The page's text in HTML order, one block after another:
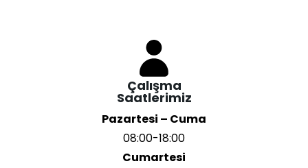
Çalışma
Saatlerimiz
Pazartesi – Cuma
08:00-18:00
Cumartesi